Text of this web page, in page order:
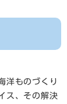
洋ものづくり
ス、その解決